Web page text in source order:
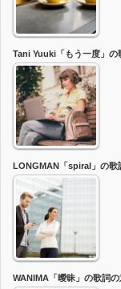
Tani Yuuki「もう一度」の
LONGMAN「spiral」の歌
WANIMA「曖昧」の歌詞